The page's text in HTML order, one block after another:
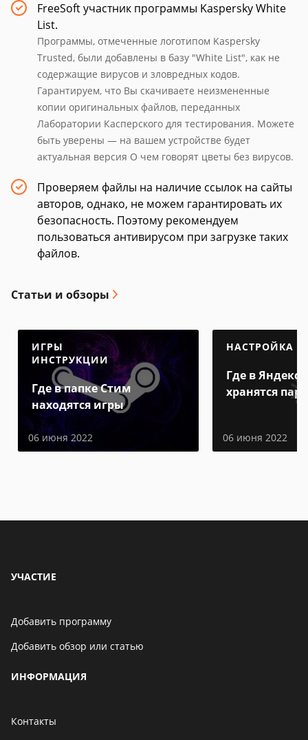
FreeSoft участник программы Kaspersky White
List.
Программы, отмеченные логотипом Kaspersky
Trusted, были добавлены в базу "White List", как не
содержащие вирусов и зловредных кодов.
Гарантируем, что Вы скачиваете неизмененные
копии оригинальных файлов, переданных
Лаборатории Касперского для тестирования. Можете
быть уверены — на вашем устройстве будет
актуальная версия О чем говорят цветы без вирусов.
Проверяем файлы на наличие ссылок на сайты
авторов, однако, не можем гарантировать их
безопасность. Поэтому рекомендуем
пользоваться антивирусом при загрузке таких
файлов.
Статьи и обзоры
ИГРЫ
ИНСТРУКЦИИ
Где в папке Стим
находятся игры
06 июня 2022
НАСТРОЙКА
Где в Яндекс
хранятся
06 июня 2022
УЧАСТИЕ
Добавить программу
Добавить обзор или статью
ИНФОРМАЦИЯ
Контакты